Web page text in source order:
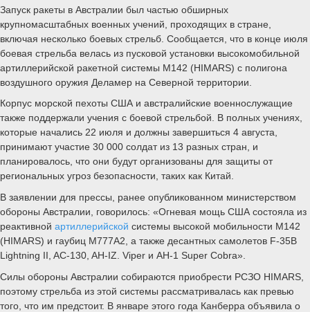
Запуск ракеты в Австралии был частью обширных
крупномасштабных военных учений, проходящих в стране,
включая несколько боевых стрельб. Сообщается, что в конце июля
боевая стрельба велась из пусковой установки высокомобильной
артиллерийской ракетной системы M142 (HIMARS) с полигона
воздушного оружия Деламер на Северной территории.
Корпус морской пехоты США и австралийские военнослужащие
также поддержали учения с боевой стрельбой. В полных учениях,
которые начались 22 июля и должны завершиться 4 августа,
принимают участие 30 000 солдат из 13 разных стран, и
планировалось, что они будут организованы для защиты от
региональных угроз безопасности, таких как Китай.
В заявлении для прессы, ранее опубликованном министерством
обороны Австралии, говорилось: «Огневая мощь США состояла из
реактивной артиллерийской системы высокой мобильности M142
(HIMARS) и гаубиц M777A2, а также десантных самолетов F-35B
Lightning II, AC-130, AH-IZ. Viper и AH-1 Super Cobra».
Силы обороны Австралии собираются приобрести РСЗО HIMARS,
поэтому стрельба из этой системы рассматривалась как превью
того, что им предстоит. В январе этого года Канберра объявила о